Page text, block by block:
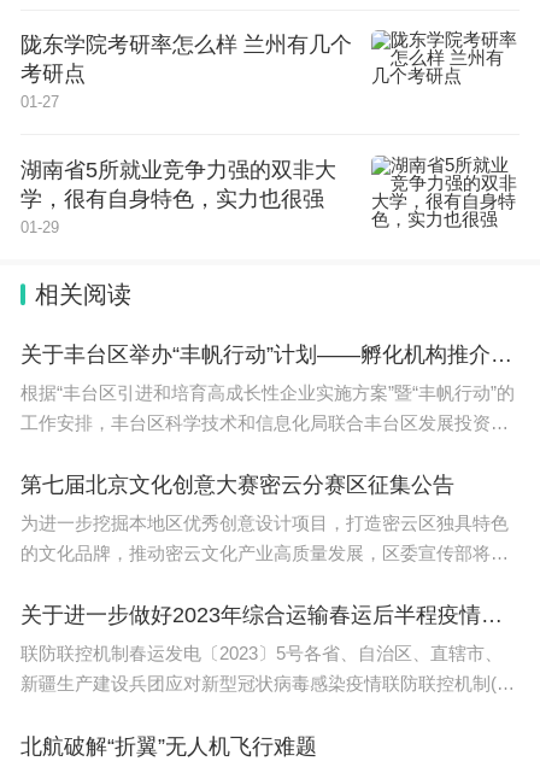
趣、培养运动技能、促进学生体质健康。
2024高考会有哪些变化
2024高考会有哪些变化介绍如下：
2024年高考有以下六点变化：
1、2024年有7个省份加入到新高考的队列中，分别
均采用的是3+1+2的的模式，也就是语文、数学、外
语是必考，物理和历史选考1科，然后在化学、生
物、政治和地理4科当中选考2科。
2、2024年高校的选考科目调整了，教育部办公厅专
门印发了普通高校本科招生专业选考科目要求指引，
类里面，有65个本科专业类要求必选物理占到了70.
65%。
选拔，由相关高校从在校生中领选培养，，也就是说
陇东学院考研率怎么样 兰州有几个
考研点
01-27
湖南省5所就业竞争力强的双非大
学，很有自身特色，实力也很强
01-29
相关阅读
关于丰台区举办“丰帆行动”计划——孵化机构推介专场的通知
根据“丰台区引进和培育高成长性企业实施方案”暨“丰帆行动”的
工作安排，丰台区科学技术和信息化局联合丰台区发展投资有
（周四）举办
第七届北京文化创意大赛密云分赛区征集公告
为进一步挖掘本地区优秀创意设计项目，打造密云区独具特色
的文化品牌，推动密云文化产业高质量发展，区委宣传部将举
赛条件1.参赛项目符合
关于进一步做好2023年综合运输春运后半程疫情防控和运输服务保障工作的通知（联防联控机制春运发电〔2023〕5号）
联防联控机制春运发电〔2023〕5号各省、自治区、直辖市、
新疆生产建设兵团应对新型冠状病毒感染疫情联防联控机制(领
性客运量和高
北航破解“折翼”无人机飞行难题